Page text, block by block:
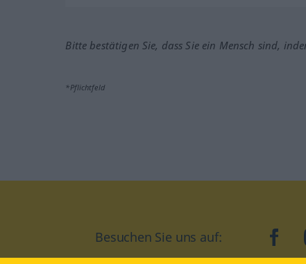
Bitte bestätigen Sie, dass Sie ein Mensch sind,
*Pflichtfeld
Besuchen Sie uns auf: